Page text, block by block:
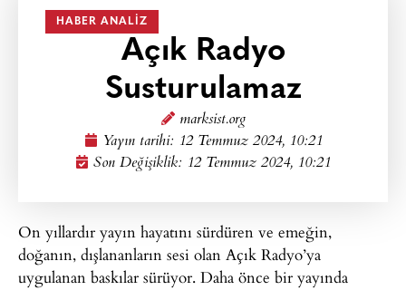
HABER ANALIZ
Açık Radyo
Susturulamaz
marksist.org
Yayın tarihi: 12 Temmuz 2024, 10:21
Son Değişiklik: 12 Temmuz 2024, 10:21
On yıllardır yayın hayatını sürdüren ve emeğin,
doğanın, dışlananların sesi olan Açık Radyo’ya
uygulanan baskılar sürüyor. Daha önce bir yayında